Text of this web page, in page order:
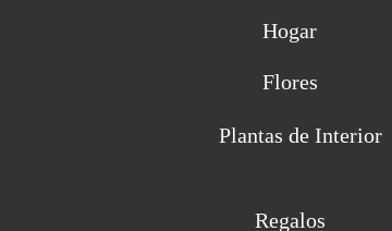
Hogar
Flores
Plantas de Interior
Regalos